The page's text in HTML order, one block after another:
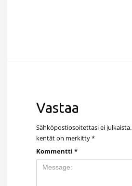
Vastaa
Sähköpostiosoitettasi ei julkaista.
kentät on merkitty*
Kommentti *